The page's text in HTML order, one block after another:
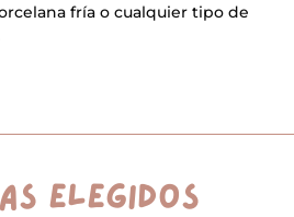
fría o cualquier tipo de
elegidos